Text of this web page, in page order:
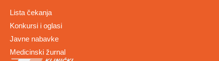
Lista čekanja
Konkursi i oglasi
Javne nabavke
Medicinski žurnal